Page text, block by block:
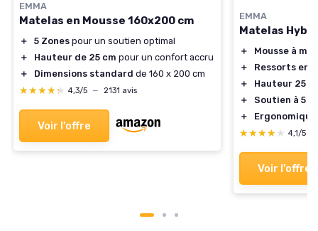
EMMA
Matelas en Mousse 160x200 cm
＋ 5 Zones pour un soutien optimal
＋
Hauteur de 25 cm pour un confort accru
＋
Dimensions standard de 160 x 200 cm
★★★★★
★★★★★ 4,3/5 — 2131 avis
Voir l'offre
EMMA
Matelas
＋
Mousse à
＋
Ressorts
＋
Hauteur 25
＋
Soutien à 5
＋
Ergonomique
★★★★★
★★★★★ 4,1/5
Voir l'offre